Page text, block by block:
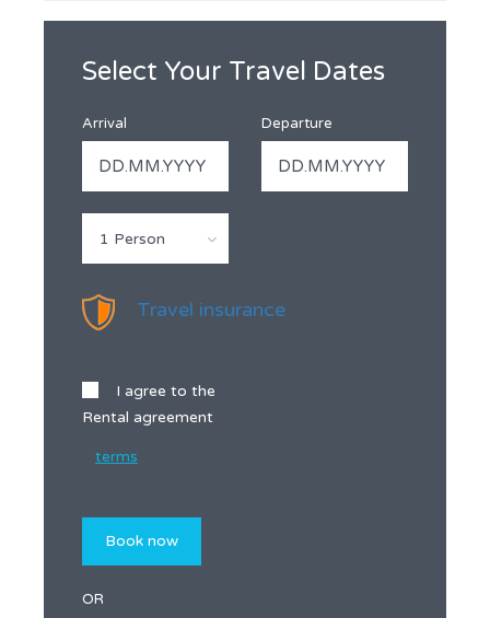
Select Your Travel Dates
Arrival Departure
1 Person
Travel insurance
I agree to the
Rental agreement
terms
OR